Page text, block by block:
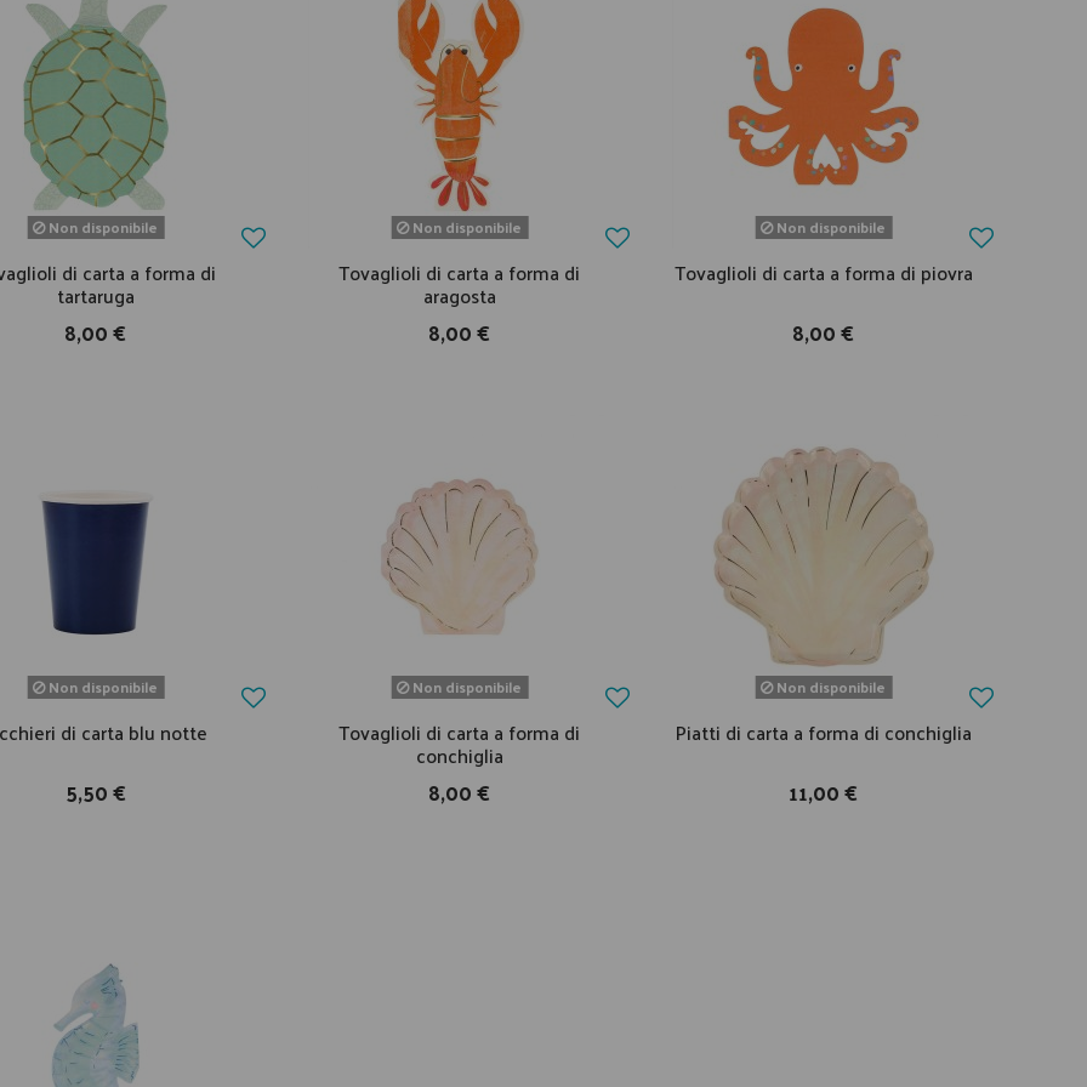
Non disponibile
di carta a forma di
tartaruga
8,00 €
Non disponibile
Tovaglioli di carta a forma di
aragosta
8,00 €
Non disponibile
Tovaglioli di carta a forma di piovra
8,00 €
Non disponibile
di carta blu notte
5,50 €
Non disponibile
Tovaglioli di carta a forma di
conchiglia
8,00 €
Non disponibile
Piatti di carta a forma di conchiglia
11,00 €